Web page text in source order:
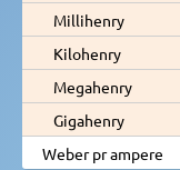
Millihenry
Kilohenry
Megahenry
Gigahenry
Weber pr ampere